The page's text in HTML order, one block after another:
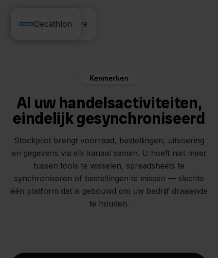
Muis Software
Decathlon
Kenmerken
Al uw handelsactiviteiten,
eindelijk gesynchroniseerd
Stockpilot brengt voorraad, bestellingen, uitvoering
en gegevens via elk kanaal samen. U hoeft niet meer
tussen tools te wisselen, spreadsheets te
synchroniseren of bestellingen te missen — slechts
één platform dat is gebouwd om uw bedrijf draaiende
te houden.